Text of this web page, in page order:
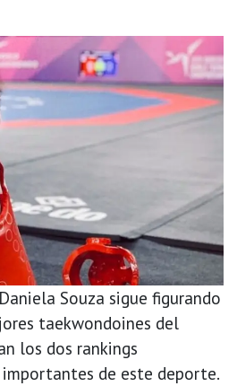
Souza sigue figurando
taekwondoines del
los dos rankings
de este deporte.